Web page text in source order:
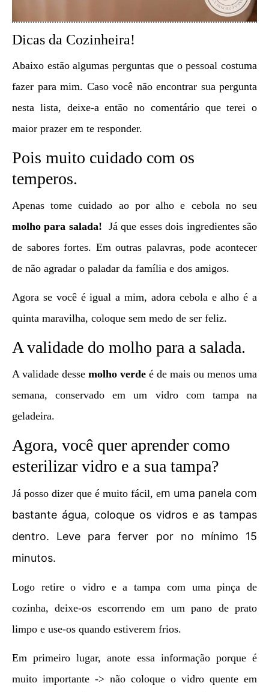
Dicas da Cozinheira!
Abaixo estão algumas perguntas que o pessoal costuma
fazer para mim. Caso você não encontrar sua pergunta
nesta lista, deixe-a então no comentário que terei o
maior prazer em te responder.
Pois muito cuidado com os
temperos.
Apenas tome cuidado ao por alho e cebola no seu
molho para salada! Já que esses dois ingredientes são
de sabores fortes. Em outras palavras, pode acontecer
de não agradar o paladar da família e dos amigos.
Agora se você é igual a mim, adora cebola e alho é a
quinta maravilha, coloque sem medo de ser feliz.
A validade do molho para a salada.
A validade desse molho verde é de mais ou menos uma
semana, conservado em um vidro com tampa na
geladeira.
Agora, você quer aprender como
esterilizar vidro e a sua tampa?
Já posso dizer que é muito fácil, em uma panela com
bastante água, coloque os vidros e as tampas
dentro. Leve para ferver por no mínimo 15
minutos.
Logo retire o vidro e a tampa com uma pinça de
cozinha, deixe-os escorrendo em um pano de prato
limpo e use-os quando estiverem frios.
Em primeiro lugar, anote essa informação porque é
muito importante -> não coloque o vidro quente em